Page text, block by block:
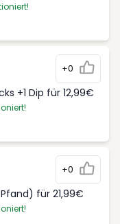
+0
+1 Dip für 12,99€
+0
für 21,99€